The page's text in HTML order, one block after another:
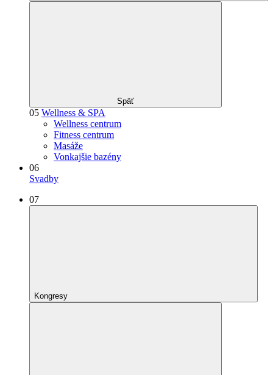
Späť
05 Wellness & SPA
Wellness centrum
Fitness centrum
Masáže
Vonkajšie bazény
06
Svadby
07
Kongresy